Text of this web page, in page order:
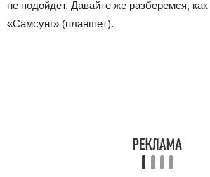
не подойдет. Давайте же разберемся,
«Самсунг» (планшет).